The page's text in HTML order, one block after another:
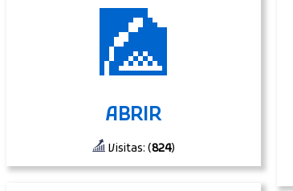
🎑
ABRIR
Visitas: (824)